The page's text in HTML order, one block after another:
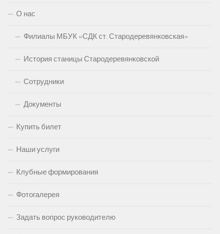
О нас
Филиалы МБУК «СДК ст. Стародеревянковская»
История станицы Стародеревянковской
Сотрудники
Документы
Купить билет
Наши услуги
Клубные формирования
Фотогалерея
Задать вопрос руководителю